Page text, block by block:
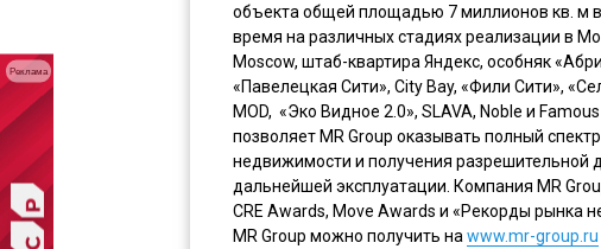
объекта общей площадью 7 миллионов кв. м
время на различных стадиях реализации в
Moscow, штаб-квартира Яндекс, особняк
«Павелецкая Сити», City Bay, «Фили Сити»,
MOD, «Эко Видное 2.0», SLAVA, Noble и
позволяет MR Group оказывать полный
недвижимости и получения разрешительной
дальнейшей эксплуатации. Компания MR
CRE Awards, Move Awards и «Рекорды
MR Group можно получить на www.mr-group.ru
Реклама